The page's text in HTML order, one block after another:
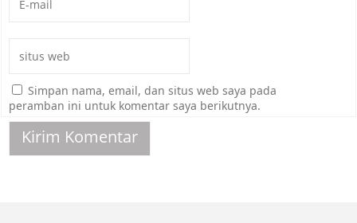
Simpan nama, email, dan situs web saya pada
peramban ini untuk komentar saya berikutnya.